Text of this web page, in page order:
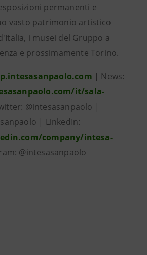
permanenti e
vasto patrimonio artistico
i musei del Gruppo a
e prossimamente Torino.
| News:
it/sala-
@intesasanpaolo |
| LinkedIn:
company/intesa-
@intesasanpaolo